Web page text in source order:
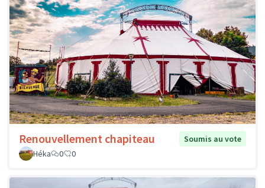
Renouvellement chapiteau
Soumis au vote
Héka
0 0